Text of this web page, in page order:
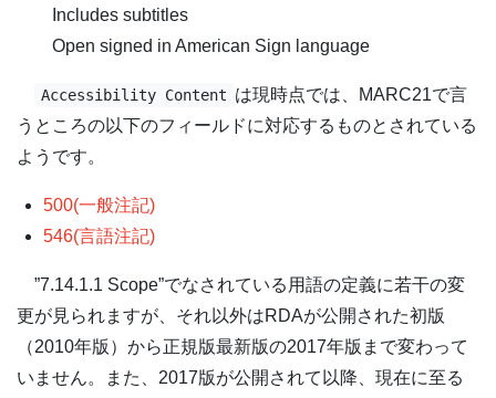
Includes subtitles
Open signed in American Sign language
Accessibility Content は現時点では、MARC21で言
うところの以下のフィールドに対応するものとされている
ようです。
500(一般注記)
546(言語注記)
”7.14.1.1 Scope”でなされている用語の定義に若干の変
更が見られますが、それ以外はRDAが公開された初版
（2010年版）から正規版最新版の2017年版まで変わって
いません。また、2017版が公開されて以降、現在に至る